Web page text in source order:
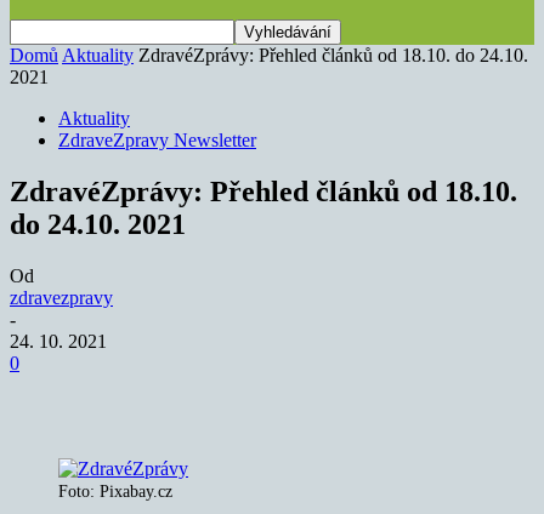
Domů Aktuality ZdravéZprávy: Přehled článků od 18.10. do 24.10.
2021
Aktuality
ZdraveZpravy Newsletter
ZdravéZprávy: Přehled článků od 18.10.
do 24.10. 2021
Od
zdravezpravy
-
24. 10. 2021
0
Foto: Pixabay.cz